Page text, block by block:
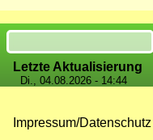
Suche
Letzte Aktualisierung
Di., 04.08.2026 - 14:44
Impressum/Datenschutz